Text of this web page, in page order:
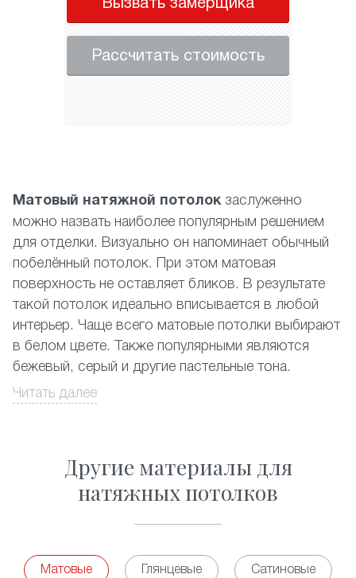
Вызвать замерщика
Рассчитать стоимость
Матовый натяжной потолок заслуженно
можно назвать наиболее популярным решением
для отделки. Визуально он напоминает обычный
побелённый потолок. При этом матовая
поверхность не оставляет бликов. В результате
такой потолок идеально вписывается в любой
интерьер. Чаще всего матовые потолки выбирают
в белом цвете. Также популярными являются
бежевый, серый и другие пастельные тона.
Их устанавливают
часто его используют в нежилых помещениях.
Традиционный натяжной потолок отлично
подходит для монтажа в комнатах с повышенной
влажностью. Вы можете смело устанавливать его
смогут стать украшениемдвухуровневой
Читать далее
Другие материалы для
натяжных потолков
Матовые Глянцевые Сатиновые